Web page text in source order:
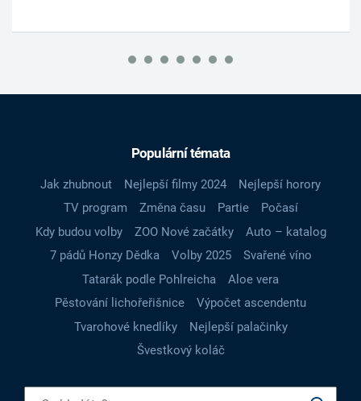
Populární témata
Jak zhubnout Nejlepší filmy 2024
Nejlepší horory
TV program
Změna času Partie
Počasí
Kdy budou volby
ZOO Nové začátky
Auto – katalog
7 pádů Honzy Dědka
Volby 2025
Svařené víno
Tatarák podle Pohlreicha
Aloe vera
Pěstování lichořeřišnice
Výpočet ascendentu
Tvarohové knedlíky
Nejlepší palačinky
Švestkový koláč